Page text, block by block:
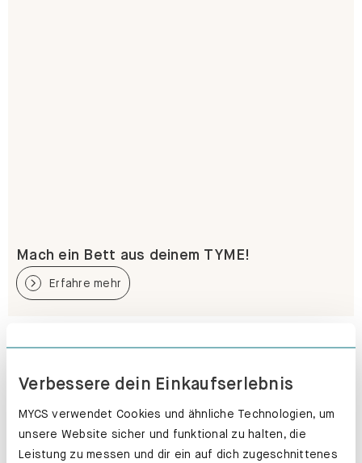
Verbessere dein Einkaufserlebnis
MYCS verwendet Cookies und ähnliche Technologien, um
unsere Website sicher und funktional zu halten, die
Leistung zu messen und dir ein auf dich zugeschnittenes
Mach ein Bett aus deinem TYME!
Erfahre mehr